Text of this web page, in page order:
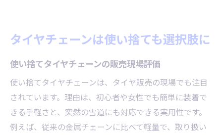
タイヤチェーンは使い捨ても選択肢に
使い捨てタイヤチェーンの販売現場評価
使い捨てタイヤチェーンは、タイヤ販売の現場でも注目
されています。理由は、初心者や女性でも簡単に装着で
きる手軽さと、突然の雪道にも対応できる実用性です。
例えば、従来の金属チェーンに比べて軽量で、取り扱い